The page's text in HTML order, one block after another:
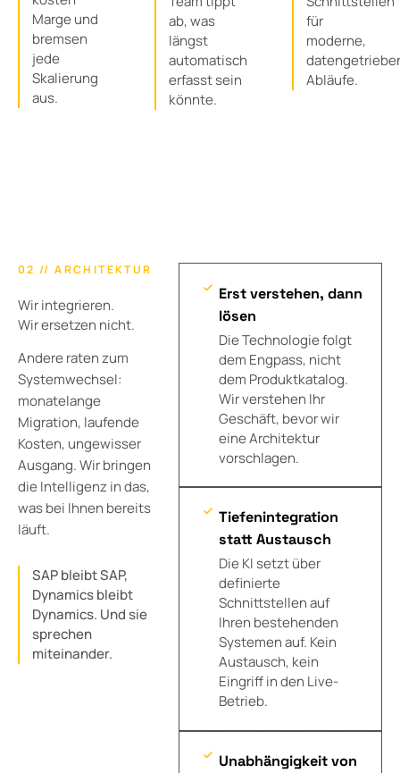
Marge und
bremsen
jede
Skalierung
aus.
ab, was
längst
automatisch
erfasst sein
könnte.
für
moderne,
Abläufe.
02 // ARCHITEKTUR
Wir integrieren.
Wir ersetzen nicht.
Andere raten zum
Systemwechsel:
monatelange
Migration, laufende
Kosten, ungewisser
Ausgang. Wir bringen
die Intelligenz in das,
was bei Ihnen bereits
läuft.
SAP bleibt SAP,
Dynamics bleibt
Dynamics. Und sie
sprechen
miteinander.
Erst verstehen, dann
lösen
Die Technologie folgt
dem Engpass, nicht
dem Produktkatalog.
Wir verstehen Ihr
Geschäft, bevor wir
eine Architektur
vorschlagen.
Tiefenintegration
statt Austausch
Die KI setzt über
definierte
Schnittstellen auf
Ihren bestehenden
Systemen auf. Kein
Austausch, kein
Eingriff in den Live-
Betrieb.
Unabhängigkeit von